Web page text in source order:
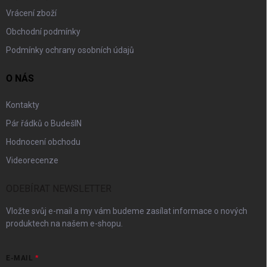
Vrácení zboží
Obchodní podmínky
Podmínky ochrany osobních údajů
O NÁS
Kontakty
Pár řádků o BudešIN
Hodnocení obchodu
Videorecenze
Vložte svůj e-mail a my vám budeme zasílat informace o nových
produktech na našem e-shopu.
E-MAIL